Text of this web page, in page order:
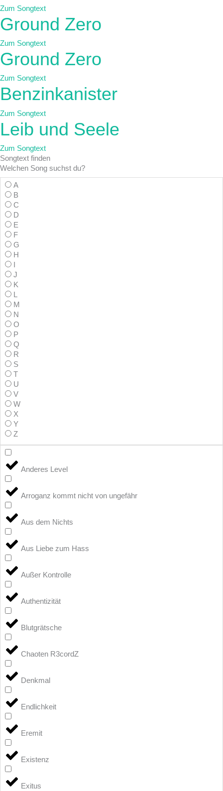
Zum Songtext
Ground Zero
Zum Songtext
Ground Zero
Zum Songtext
Benzinkanister
Zum Songtext
Leib und Seele
Zum Songtext
Songtext finden
Welchen Song suchst du?
A
B
C
D
E
F
G
H
J
K
L
M
N
O
P
Q
R
S
T
U
V
W
X
Y
Z
Anderes Level
Arroganz kommt nicht von ungefähr
Aus dem Nichts
Aus Liebe zum Hass
Außer Kontrolle
Authentizität
Blutgrätsche
Chaoten R3cordZ
Denkmal
Endlichkeit
Eremit
Existenz
Exitus